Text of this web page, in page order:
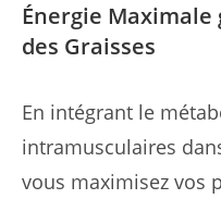
Énergie
des Graisses
En intégrant le
intramusculaires
vous maximisez vos